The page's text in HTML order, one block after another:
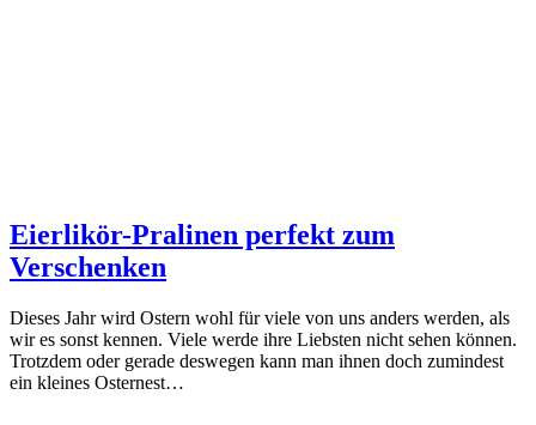
Eierlikör-Pralinen perfekt zum
Verschenken
Dieses Jahr wird Ostern wohl für viele von uns anders werden, als
wir es sonst kennen. Viele werde ihre Liebsten nicht sehen können.
Trotzdem oder gerade deswegen kann man ihnen doch zumindest
ein kleines Osternest…